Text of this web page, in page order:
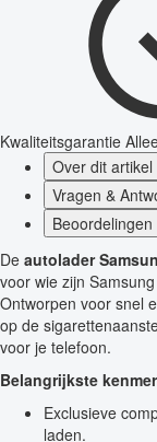
Kwaliteitsgarantie
Over dit artikel
Vragen &
De autolader
voor wie zijn
Ontworpen voor snel
op de
voor je telefoon.
Belangrijkste
Exclusieve
laden.